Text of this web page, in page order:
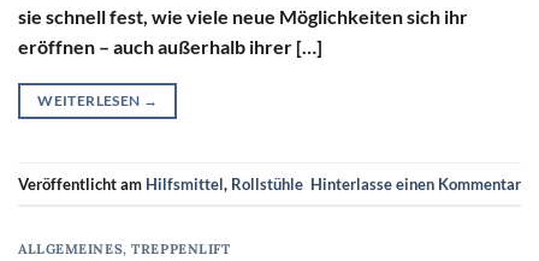
sie schnell fest, wie viele neue Möglichkeiten sich ihr
eröffnen – auch außerhalb ihrer […]
WEITERLESEN →
Veröffentlicht am Hilfsmittel, Rollstühle Hinterlasse einen Kommentar
ALLGEMEINES,TREPPENLIFT